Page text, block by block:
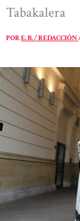
Tabakalera
PORE. B. / REDACCIÓN